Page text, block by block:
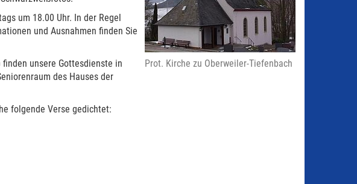
Prot. Kirche zu Oberweiler-Tiefenbach
um 18.00 Uhr. In der Regel
und Ausnahmen finden Sie
unsere Gottesdienste in
des Hauses der
folgende Verse gedichtet: